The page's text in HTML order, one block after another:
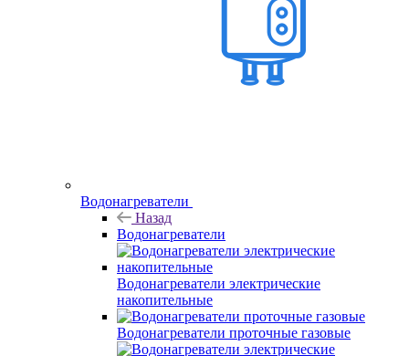
Водонагреватели
Назад
Водонагреватели
Водонагреватели электрические
накопительные
Водонагреватели проточные газовые